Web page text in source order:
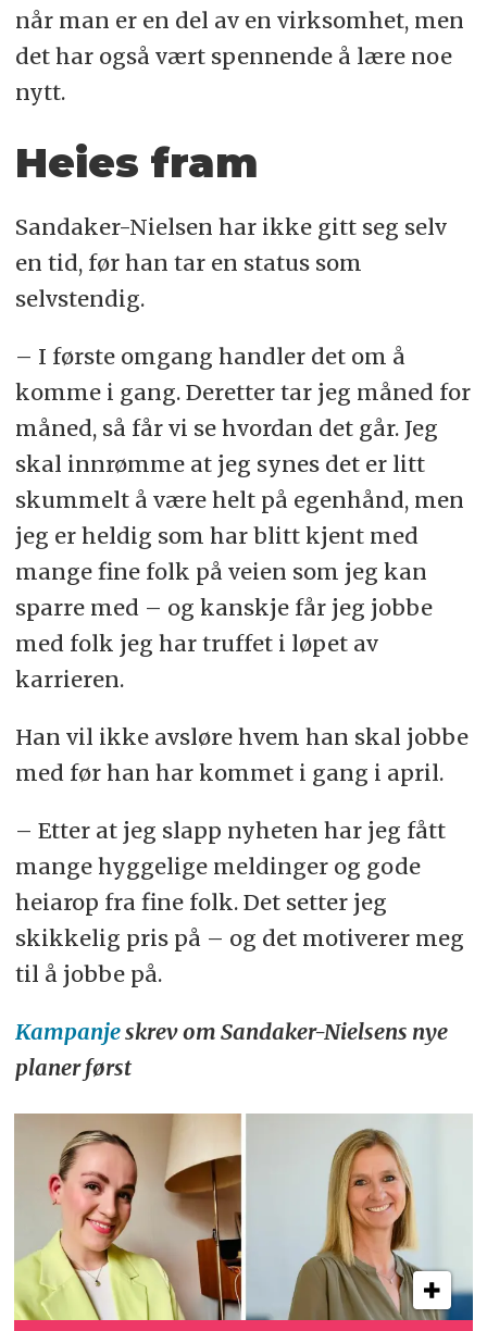
når man er en del av en virksomhet, men
det har også vært spennende å lære noe
nytt.
Heies fram
Sandaker-Nielsen har ikke gitt seg selv
en tid, før han tar en status som
selvstendig.
– I første omgang handler det om å
komme i gang. Deretter tar jeg måned for
måned, så får vi se hvordan det går. Jeg
skal innrømme at jeg synes det er litt
skummelt å være helt på egenhånd, men
jeg er heldig som har blitt kjent med
mange fine folk på veien som jeg kan
sparre med – og kanskje får jeg jobbe
med folk jeg har truffet i løpet av
karrieren.
Han vil ikke avsløre hvem han skal jobbe
med før han har kommet i gang i april.
– Etter at jeg slapp nyheten har jeg fått
mange hyggelige meldinger og gode
heiarop fra fine folk. Det setter jeg
skikkelig pris på – og det motiverer meg
til å jobbe på.
Kampanjeskrev om Sandaker-Nielsens nye
planer først